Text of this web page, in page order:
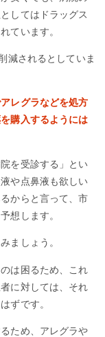
してはドラッグス
ています。
減されるとしていま
レグラなどを処方
購入するようには
を受診する」とい
や点鼻液も欲しい
からと言って、市
想します。
ましょう。
は困るため、これ
に対しては、それ
ずです。
ため、アレグラや